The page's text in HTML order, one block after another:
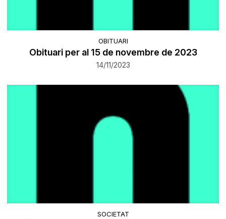
OBITUARI
Obituari per al 15 de novembre de 2023
14/11/2023
SOCIETAT